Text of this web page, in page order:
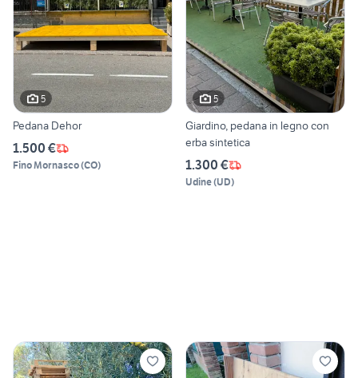
5
Pedana Dehor
1.500 €
Fino Mornasco(CO)
5
Giardino, pedana in legno con
erba sintetica
1.300 €
Udine(UD)